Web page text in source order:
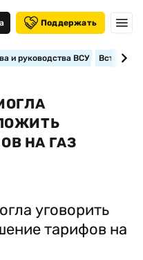
Поддержать
и руководства ВСУ
НА ГАЗ